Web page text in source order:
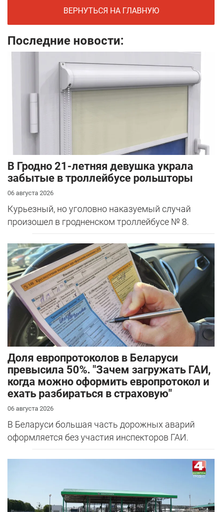
ВЕРНУТЬСЯ НА ГЛАВНУЮ
Последние новости:
В Гродно 21-летняя девушка украла
забытые в троллейбусе рольшторы
06 августа 2026
Курьезный, но уголовно наказуемый случай
произошел в гродненском троллейбусе № 8.
Доля европротоколов в Беларуси
превысила 50%. "Зачем загружать ГАИ,
когда можно оформить европротокол и
ехать разбираться в страховую"
06 августа 2026
В Беларуси большая часть дорожных аварий
оформляется без участия инспекторов ГАИ.